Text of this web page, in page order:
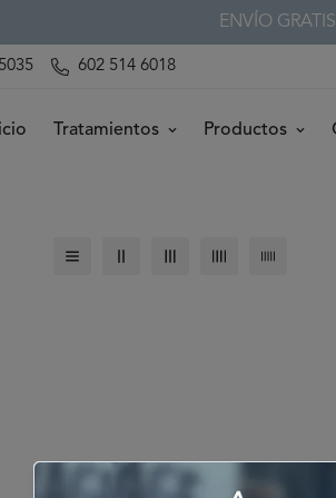
ENVÍO
602 514 6018
Tratamientos Productos